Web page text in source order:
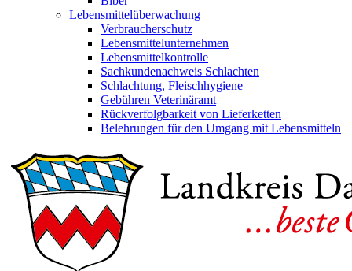
Lebensmittelüberwachung
Verbraucherschutz
Lebensmittelunternehmen
Lebensmittelkontrolle
Sachkundenachweis Schlachten
Schlachtung, Fleischhygiene
Gebühren Veterinäramt
Rückverfolgbarkeit von Lieferketten
Belehrungen für den Umgang mit Lebensmitteln